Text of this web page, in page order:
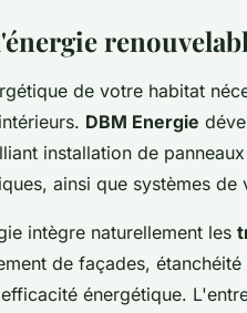
de votre habitat
DBM Energie
installation de
ainsi que systèmes
intègre naturellement les
de façades,
énergétique.